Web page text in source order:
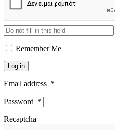
Remember Me
Log in
Email address *
Password *
Recaptcha